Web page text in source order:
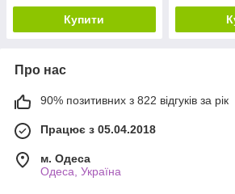
Купити
Про нас
90% позитивних з 822 відгуків за рік
Працює з 05.04.2018
м. Одеса
Одеса, Україна